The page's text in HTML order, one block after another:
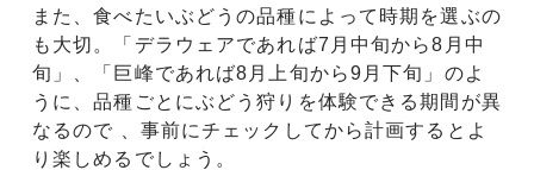
また、食べたいぶどうの品種によって時期を選ぶの
も大切。「デラウェアであれば7月中旬から8月中
旬」、「巨峰であれば8月上旬から9月下旬」のよ
うに、品種ごとにぶどう狩りを体験できる期間が異
なるので 、事前にチェックしてから計画するとよ
り楽しめるでしょう。